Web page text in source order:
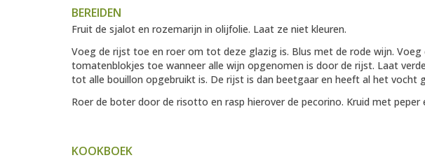
BEREIDEN
Fruit de sjalot en rozemarijn in olijfolie. Laat ze niet kleuren.
Voeg de rijst toe en roer om tot deze glazig is. Blus met de rode wijn. Voeg
tomatenblokjes toe wanneer alle wijn opgenomen is door de rijst. Laat
tot alle bouillon opgebruikt is. De rijst is dan beetgaar en heeft al het vocht
Roer de boter door de risotto en rasp hierover de pecorino. Kruid met
KOOKBOEK